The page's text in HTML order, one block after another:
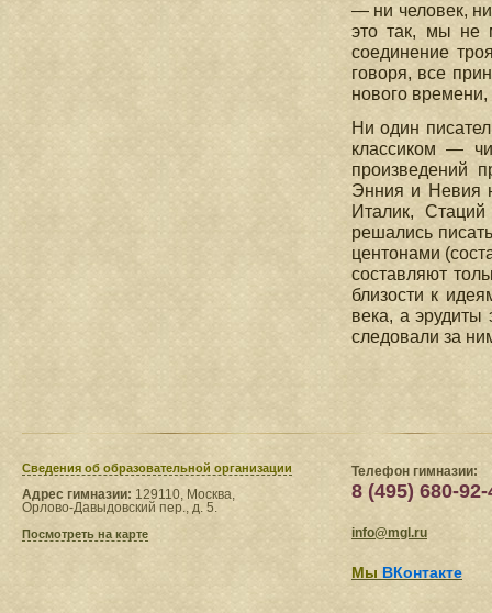
— ни человек,
это так, мы не
соединение
говоря, все
нового
Ни один
классиком —
произведений
Энния и Невия
Италик,
решались
центонами
составляют
близости к
века, а эрудиты
следовали за
Сведения​ об образовательной организации
Адрес гимназии: 129110, Москва,
Орлово-Давыдовский пер., д. 5.
Посмотреть на карте
Телефон гимназии:
8 (495) 680-92-
info@mgl.ru
Мы ВКонтакте